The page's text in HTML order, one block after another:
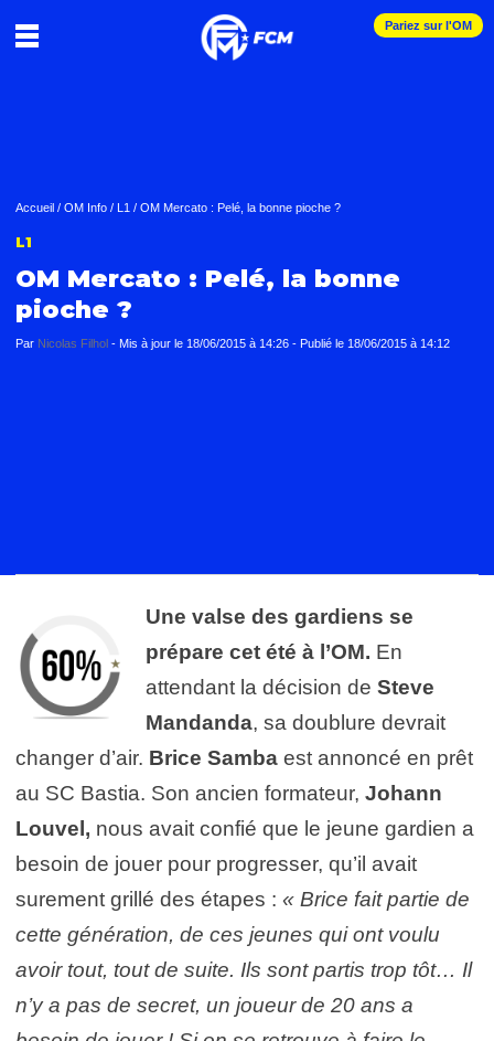
Pariez sur l'OM
Accueil / OM Info / L1 / OM Mercato : Pelé, la bonne pioche ?
L1
OM Mercato : Pelé, la bonne
pioche ?
Par Nicolas Filhol - Mis à jour le 18/06/2015 à 14:26 - Publié le 18/06/2015 à 14:12
Une valse des gardiens se
prépare cet été à l’OM. En
attendant la décision de Steve
Mandanda, sa doublure devrait
changer d’air. Brice Samba est annoncé en prêt
au SC Bastia. Son ancien formateur, Johann
Louvel, nous avait confié que le jeune gardien a
besoin de jouer pour progresser, qu’il avait
surement grillé des étapes : « Brice fait partie de
cette génération, de ces jeunes qui ont voulu
avoir tout, tout de suite. Ils sont partis trop tôt… Il
n’y a pas de secret, un joueur de 20 ans a